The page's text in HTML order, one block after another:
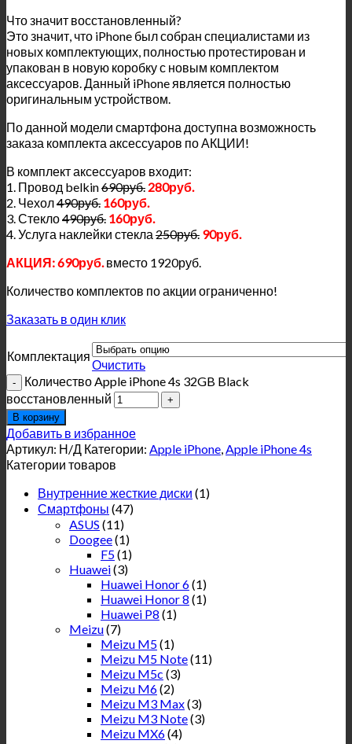
Что значит восстановленный?
Это значит, что iPhone был собран специалистами из
новых комплектующих, полностью протестирован и
упакован в новую коробку с новым комплектом
аксессуаров. Данный iPhone является полностью
оригинальным устройством.
По данной модели смартфона доступна возможность
заказа комплекта аксессуаров по АКЦИИ!
В комплект аксессуаров входит:
1. Провод belkin690руб. 280руб.
2. Чехол490руб. 160руб.
3. Стекло490руб. 160руб.
4. Услуга наклейки стекла 250руб. 90руб.
АКЦИЯ: 690руб.вместо 1920руб.
Количество комплектов по акции ограниченно!
Заказать в один клик
Комплектация
Очистить
Количество Apple iPhone 4s 32GB Black
восстановленный
В корзину
Добавить в избранное
Артикул: Н/Д Категории: Apple iPhone,Apple iPhone 4s
Категории товаров
Внутренние жесткие диски (1)
Смартфоны (47)
ASUS (11)
Doogee(1)
F5(1)
Huawei(3)
Huawei Honor 6(1)
Huawei Honor 8 (1)
Huawei P8 (1)
Meizu(7)
Meizu M5(1)
Meizu M5 Note(11)
Meizu M5c (3)
Meizu M6(2)
Meizu M3 Max(3)
Meizu M3 Note(3)
Meizu MX6(4)